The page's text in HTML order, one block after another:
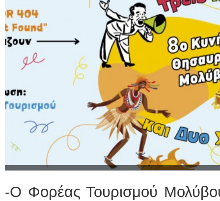
-Ο Φορέας Τουρισμού